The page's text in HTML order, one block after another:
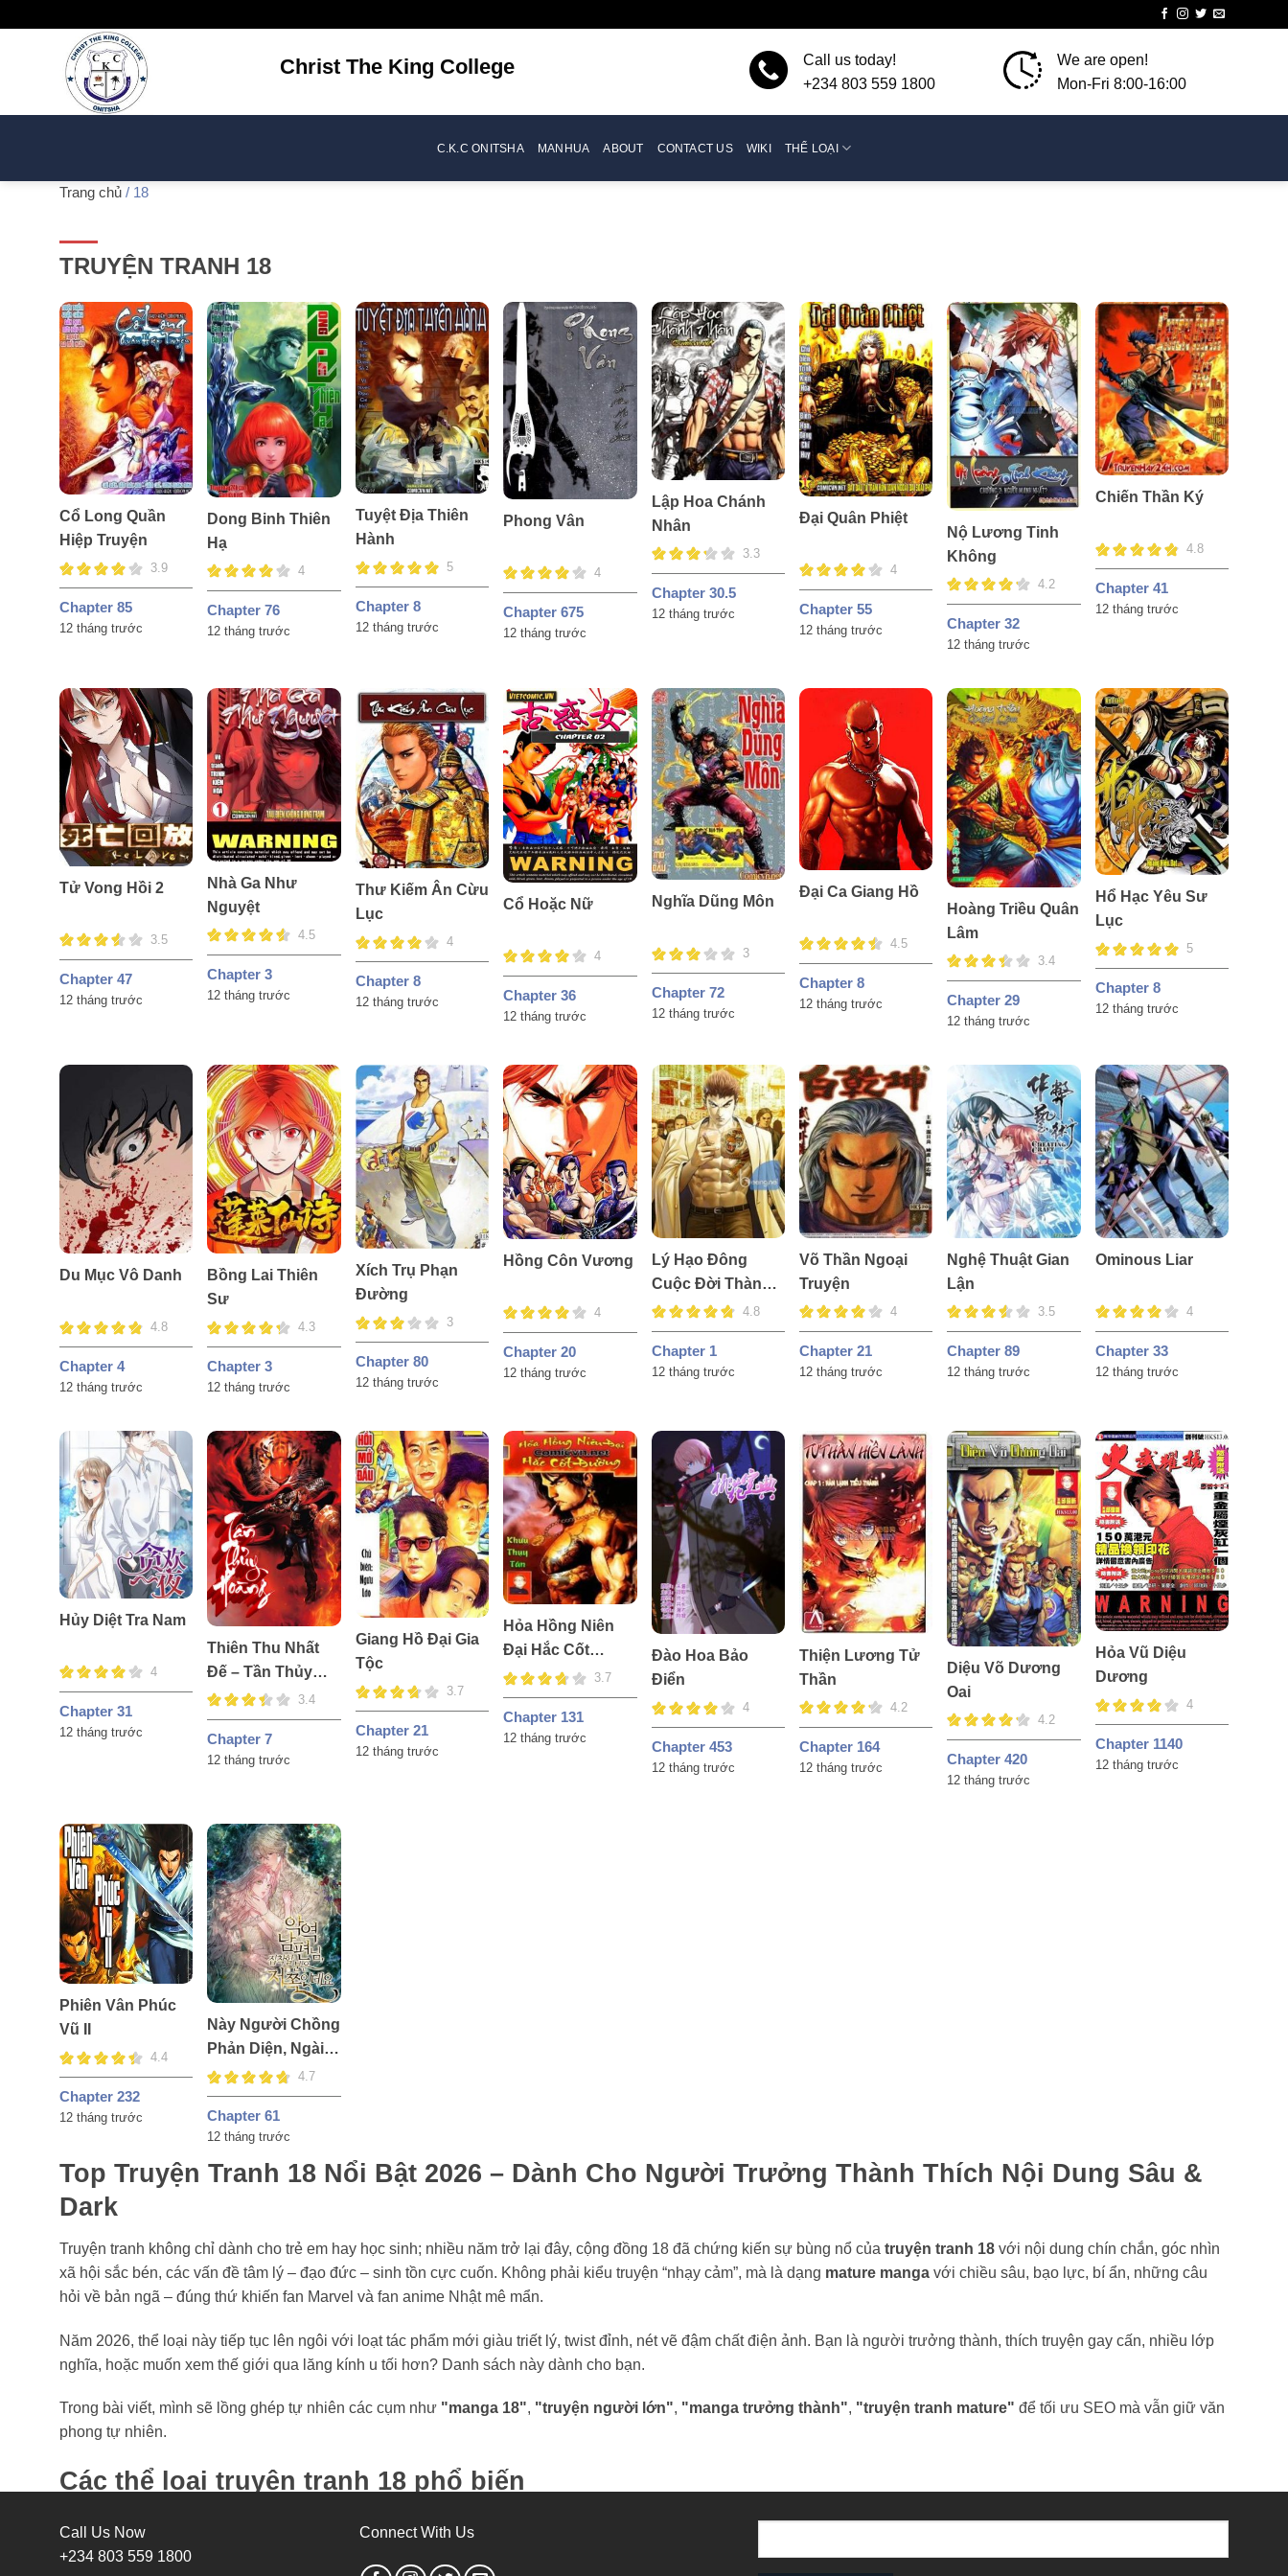
Christ The King College
Call us today!
+234 803 559 1800
We are open!
Mon-Fri 8:00-16:00
C.K.C ONITSHA MANHUA ABOUT CONTACT US WIKI THỂ LOẠI
Trang chủ / 18
TRUYỆN TRANH 18
Cổ Long Quần
Hiệp Truyện
3.9
Chapter 85
12 tháng trước
Dong Binh Thiên
Hạ
4
Chapter 76
12 tháng trước
Tuyệt Địa Thiên
Hành
5
Chapter 8
12 tháng trước
Phong Vân
4
Chapter 675
12 tháng trước
Lập Hoa Chánh
Nhân
3.3
Chapter 30.5
12 tháng trước
Đại Quân Phiệt
4
Chapter 55
12 tháng trước
Nộ Lương Tinh
Không
4.2
Chapter 32
12 tháng trước
Chiến Thần Ký
4.8
Chapter 41
12 tháng trước
Tử Vong Hồi 2
3.5
Chapter 47
12 tháng trước
Nhà Ga Như
Nguyệt
4.5
Chapter 3
12 tháng trước
Thư Kiếm Ân Cừu
Lục
4
Chapter 8
12 tháng trước
Cổ Hoặc Nữ
4
Chapter 36
12 tháng trước
Nghĩa Dũng Môn
3
Chapter 72
12 tháng trước
Đại Ca Giang Hồ
4.5
Chapter 8
12 tháng trước
Hoàng Triều Quân
Lâm
3.4
Chapter 29
12 tháng trước
Hổ Hạc Yêu Sư
Lục
5
Chapter 8
12 tháng trước
Du Mục Vô Danh
4.8
Chapter 4
12 tháng trước
Bồng Lai Thiên
Sư
4.3
Chapter 3
12 tháng trước
Xích Trụ Phạn
Đường
3
Chapter 80
12 tháng trước
Hồng Côn Vương
4
Chapter 20
12 tháng trước
Lý Hạo Đông
Cuộc Đời Thành
Công
4.8
Chapter 1
12 tháng trước
Võ Thần Ngoại
Truyện
4
Chapter 21
12 tháng trước
Nghệ Thuật Gian
Lận
3.5
Chapter 89
12 tháng trước
Ominous Liar
4
Chapter 33
12 tháng trước
Hủy Diệt Tra Nam
4
Chapter 31
12 tháng trước
Thiên Thu Nhất
Đế – Tần Thủy
Hoàng
3.4
Chapter 7
12 tháng trước
Giang Hồ Đại Gia
Tộc
3.7
Chapter 21
12 tháng trước
Hỏa Hồng Niên
Đại Hắc Cốt
Đường
3.7
Chapter 131
12 tháng trước
Đào Hoa Bảo
Điển
4
Chapter 453
12 tháng trước
Thiện Lương Tử
Thần
4.2
Chapter 164
12 tháng trước
Diệu Võ Dương
Oai
4.2
Chapter 420
12 tháng trước
Hỏa Vũ Diệu
Dương
4
Chapter 1140
12 tháng trước
Phiên Vân Phúc
Vũ II
4.4
Chapter 232
12 tháng trước
Này Người Chồng
Phản Diện, Ngài
Ám Ảnh Sai
Người Rồi
4.7
Chapter 61
12 tháng trước
Top Truyện Tranh 18 Nổi Bật 2026 – Dành Cho Người Trưởng Thành Thích Nội Dung Sâu &
Dark
Truyện tranh không chỉ dành cho trẻ em hay học sinh; nhiều năm trở lại đây, cộng đồng 18 đã chứng kiến sự bùng nổ của truyện tranh 18 với nội dung chín chắn, góc nhìn
xã hội sắc bén, các vấn đề tâm lý – đạo đức – sinh tồn cực cuốn. Không phải kiểu truyện “nhạy cảm”, mà là dạng mature manga với chiều sâu, bạo lực, bí ẩn, những câu
hỏi về bản ngã – đúng thứ khiến fan Marvel và fan anime Nhật mê mẩn.
Năm 2026, thể loại này tiếp tục lên ngôi với loạt tác phẩm mới giàu triết lý, twist đỉnh, nét vẽ đậm chất điện ảnh. Bạn là người trưởng thành, thích truyện gay cấn, nhiều lớp
nghĩa, hoặc muốn xem thế giới qua lăng kính u tối hơn? Danh sách này dành cho bạn.
Trong bài viết, mình sẽ lồng ghép tự nhiên các cụm như "manga 18", "truyện người lớn", "manga trưởng thành", "truyện tranh mature" để tối ưu SEO mà vẫn giữ văn
phong tự nhiên.
Các thể loại truyện tranh 18 phổ biến
Khi nhắc đến , nhiều người sẽ nghĩ ngay đến nội dung phức tạp và độ sâu tâm lý. Thể loại dành cho người trưởng thành trong năm 2026 bao gồm:
•Psychological – Tâm lý đen tối : khai thác bệnh lý, ám ảnh, nỗi sợ tiềm thức.
Call Us Now
+234 803 559 1800
Connect With Us